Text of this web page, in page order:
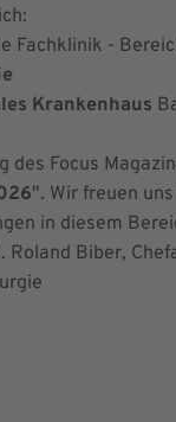
Fachklinik -
Krankenhaus
des Focus
". Wir freuen
in diesem
Roland Biber,